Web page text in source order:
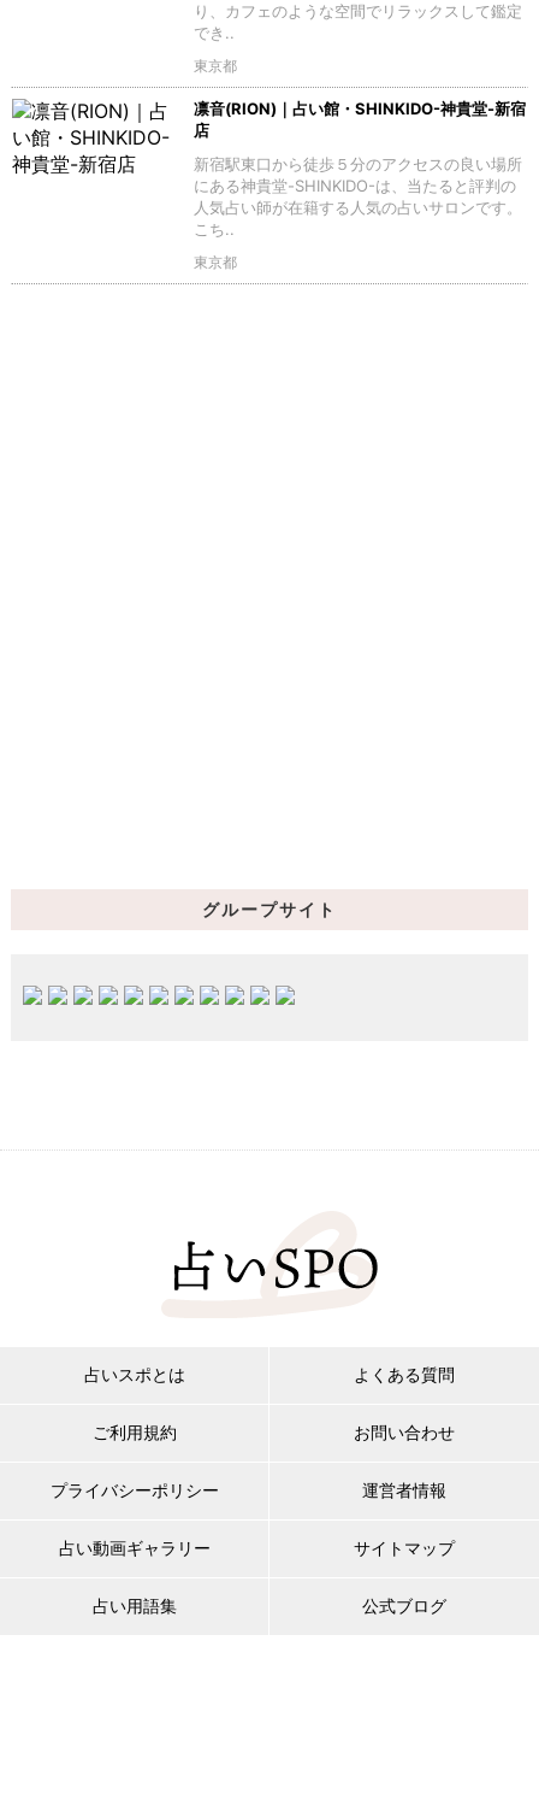
り、カフェのような空間でリラックスして鑑定
でき..
東京都
凛音(RION)｜占い館・SHINKIDO-神貴堂-新宿
店
新宿駅東口から徒歩５分のアクセスの良い場所
にある神貴堂-SHINKIDO-は、当たると評判の
人気占い師が在籍する人気の占いサロンです。
こち..
東京都
グループサイト
占いスポとは
ご利用規約
プライバシーポリシー
占い動画ギャラリー
占い用語集
よくある質問
お問い合わせ
運営者情報
サイトマップ
公式ブログ